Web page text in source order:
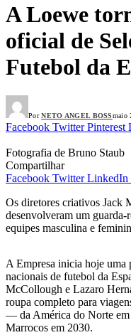
A Loewe
oficial de
Futebol da
Por NETO ANGEL BOSSmaio
Facebook Twitter Pinterest
Fotografia de Bruno Staub
Compartilhar
Facebook Twitter LinkedIn
Os diretores criativos Jack
desenvolveram um
equipes masculina e
A Empresa inicia hoje uma
nacionais de futebol da
McCollough e Lazaro
roupa completo para
— da América do Norte em
Marrocos em 2030.